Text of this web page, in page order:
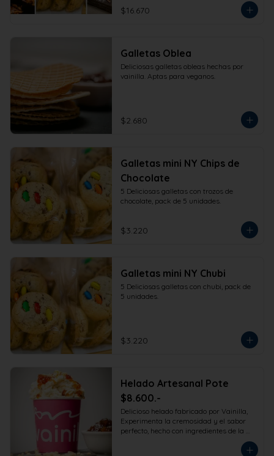
$16.670
Galletas Oblea
Deliciosas galletas obleas hechas por
vainilla. Aptas para veganos.
$2.680
Galletas mini NY Chips de
Chocolate
5 Deliciosas galletas con trozos de
chocolate, pack de 5 unidades.
$3.220
Galletas mini NY Chubi
5 Deliciosas galletas con chubi, pack de
5 unidades.
$3.220
Helado Artesanal Pote
$8.600.-
Delicioso helado fabricado por Vainilla,
Experimenta la cremosidad y el sabor
perfecto, hecho con ingredientes de la
más alta calidad para que disfrutes en